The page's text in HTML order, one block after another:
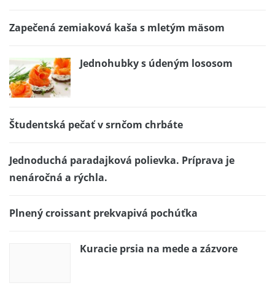
Zapečená zemiaková kaša s mletým mäsom
Jednohubky s údeným lososom
Študentská pečať v srnčom chrbáte
Jednoduchá paradajková polievka. Príprava je
nenáročná a rýchla.
Plnený croissant prekvapivá pochúťka
Kuracie prsia na mede a zázvore